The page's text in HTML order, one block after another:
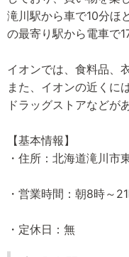
滝川駅から車で10分ほ
の最寄り駅から電車で
イオンでは、食料品、
また、イオンの近くに
ドラッグストアなどが
【基本情報】
・住所：北海道滝川市
・営業時間：朝8時～
・定休日：無